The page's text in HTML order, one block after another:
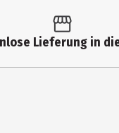
3.6 cm
Lieferung in